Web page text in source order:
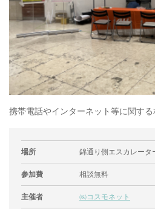
携帯電話やインターネット等に関す
場所 錦通り側エスカレータ
参加費 相談無料
主催者 ㈱コスモネット